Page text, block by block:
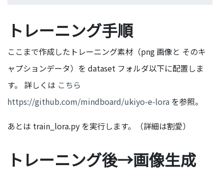
トレーニング手順
ここまで作成したトレーニング素材（png 画像と そのキ
ャプションデータ）を dataset フォルダ以下に配置しま
す。 詳しくは こちら
https://github.com/mindboard/ukiyo-e-lora を参照。
あとは train_lora.py を実行します。（詳細は割愛）
トレーニング後→画像生成